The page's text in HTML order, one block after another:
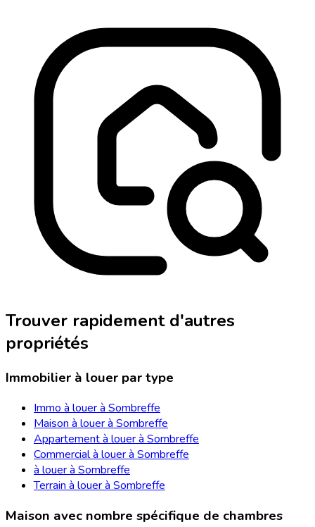
Trouver rapidement d'autres
propriétés
Immobilier à louer par type
Immo à louer à Sombreffe
Maison à louer à Sombreffe
Appartement à louer à Sombreffe
Commercial à louer à Sombreffe
à louer à Sombreffe
Terrain à louer à Sombreffe
Maison avec nombre spécifique de chambres